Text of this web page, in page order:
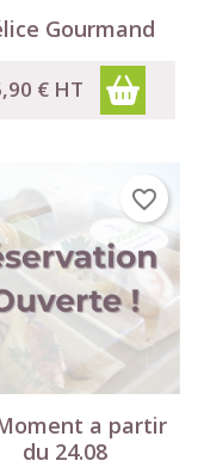
Gourmand
€ HT
a partir
du 24.08
favorite_border